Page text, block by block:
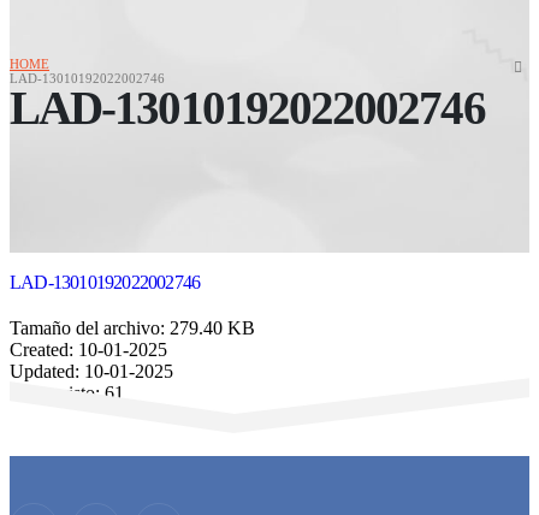
HOME
LAD-13010192022002746
LAD-13010192022002746
LAD-13010192022002746
Tamaño del archivo: 279.40 KB
Created: 10-01-2025
Updated: 10-01-2025
Veces visto: 61